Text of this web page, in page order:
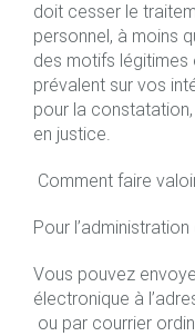
doit cesser le
personnel, à moins
des motifs légitimes
prévalent sur vos
pour la
en justice.
Comment faire
Pour
Vous pouvez
électronique à
ou par courrier